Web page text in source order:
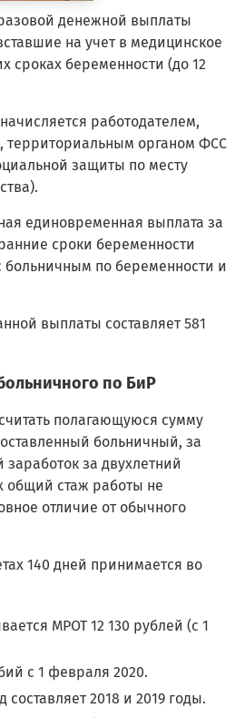
денежной выплаты
на учет в медицинское
сроках беременности (до 12
работодателем,
территориальным органом ФСС
защиты по месту
единовременная выплата за
сроки беременности
больничным по беременности и
выплаты составляет 581
по БиР
полагающуюся сумму
больничный, за
заработок за двухлетний
общий стаж работы не
отличие от обычного
140 дней принимается во
МРОТ 12 130 рублей (с 1
с 1 февраля 2020.
2018 и 2019 годы.